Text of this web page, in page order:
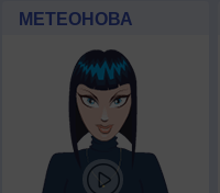
МЕТЕОНОВА